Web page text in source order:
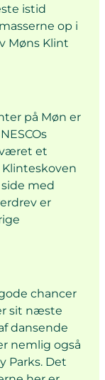
istid
op i
Møns Klint
på Møn er
et
Klinteskoven
med
er
chancer
sit næste
dansende
nemlig også
Parks. Det